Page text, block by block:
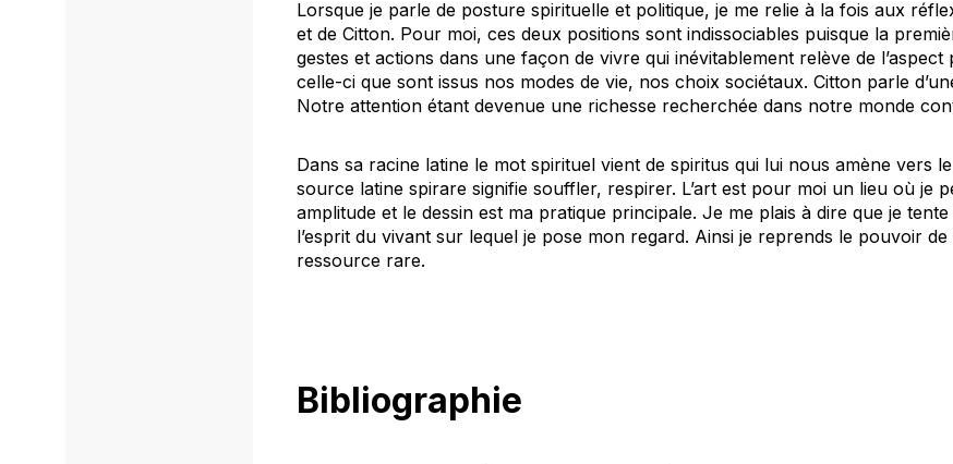
Lorsque je parle de posture spirituelle et politique, je me relie à la fois aux
et de Citton. Pour moi, ces deux positions sont indissociables puisque la
gestes et actions dans une façon de vivre qui inévitablement relève de l’aspect
celle-ci que sont issus nos modes de vie, nos choix sociétaux. Citton parle
Notre attention étant devenue une richesse recherchée dans notre monde
Dans sa racine latine le mot spirituel vient de spiritus qui lui nous amène vers
source latine spirare signifie souffler, respirer. L’art est pour moi un lieu où je
amplitude et le dessin est ma pratique principale. Je me plais à dire que je
l’esprit du vivant sur lequel je pose mon regard. Ainsi je reprends le pouvoir
ressource rare.
Bibliographie